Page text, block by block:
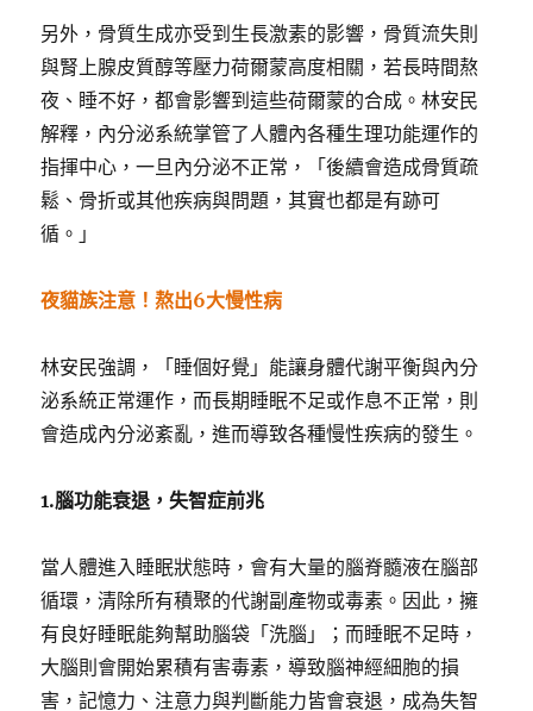
另外，骨質生成亦受到生長激素的影響，骨質流失則
與腎上腺皮質醇等壓力荷爾蒙高度相關，若長時間熬
夜、睡不好，都會影響到這些荷爾蒙的合成。林安民
解釋，內分泌系統掌管了人體內各種生理功能運作的
指揮中心，一旦內分泌不正常，「後續會造成骨質疏
鬆、骨折或其他疾病與問題，其實也都是有跡可
循。」
夜貓族注意！熬出6大慢性病
林安民強調，「睡個好覺」能讓身體代謝平衡與內分
泌系統正常運作，而長期睡眠不足或作息不正常，則
會造成內分泌紊亂，進而導致各種慢性疾病的發生。
1.腦功能衰退，失智症前兆
當人體進入睡眠狀態時，會有大量的腦脊髓液在腦部
循環，清除所有積聚的代謝副產物或毒素。因此，擁
有良好睡眠能夠幫助腦袋「洗腦」；而睡眠不足時，
大腦則會開始累積有害毒素，導致腦神經細胞的損
害，記憶力、注意力與判斷能力皆會衰退，成為失智